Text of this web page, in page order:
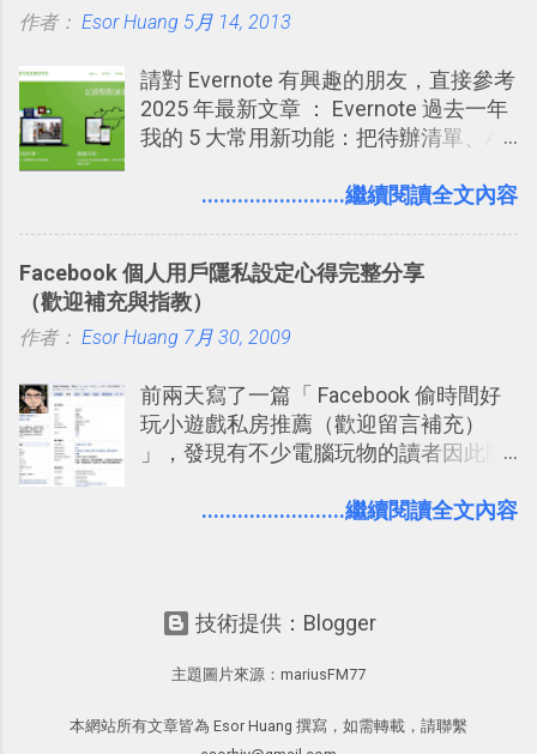
化，讓記憶延長到可能半個月；那時候
來一個月的記憶長度！就這樣反覆慢慢
拉長時間練習，就能讓一個東西成為腦
海中更深刻的記憶。 問題是，當我們一
要準備數百個考試問題時，自己手動進
練習的記憶卡片，自動規劃要延期複習
的卡片，每天自動產生記憶練習題，這
樣的軟體中最受好評的，或許就是今天
作者： Esor Huang 5月 14, 2013
請對 Evernote 有興趣的朋友，直接參考
2025 年最新文章 ： Evernote 過去一年
我的 5 大常用新功能：把待辦清單、AI
介紹文章： 把不同筆記中的待辦清單統
大綱收合、目錄連結、錨點連結，整理
超長筆記應用案例分享 新功能教學： 會
議記錄不麻煩！我常用兩個 Evernote AI
學： Evernote 新增類似 Google 文件的
「免帳號登入」多人同步編輯功能
........................繼續閱讀全文內容
Facebook 個人用戶隱私設定心得完整分享
（歡迎補充與指教）
作者： Esor Huang 7月 30, 2009
前兩天寫了一篇「 Facebook 偷時間好
玩小遊戲私房推薦（歡迎留言補充）
」，發現有不少電腦玩物的讀者因此開
Facebook確 實是目前最好的社群、社
又加入了哪個社團？某位好友又出現在
哪個遊戲？但也正因為如此，Facebook
社群效果？則是很多人感到疑慮的部
........................繼續閱讀全文內容
技術提供：Blogger
主題圖片來源： mariusFM77
本網站所有文章皆為 Esor Huang 撰寫，如需轉載，請聯繫